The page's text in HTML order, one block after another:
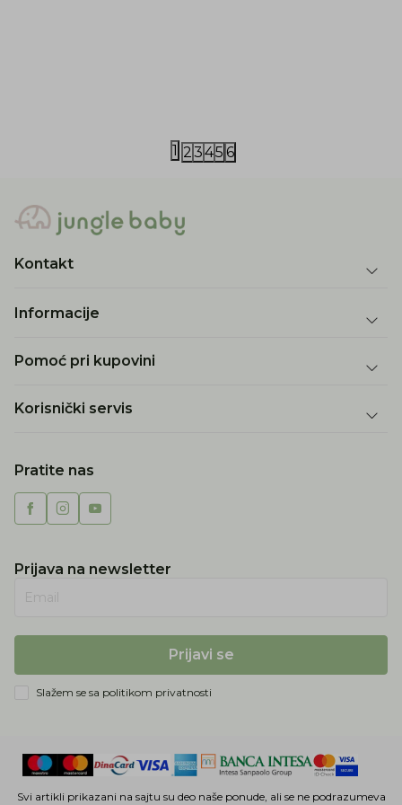
1 2 345 6
Kontakt
Informacije
Pomoć pri kupovini
Korisnički servis
Pratite nas
Prijava na newsletter
Email
Prijavi se
Slažem se sa politikom privatnosti
Svi artikli prikazani na sajtu su deo naše ponude, ali se ne podrazumeva